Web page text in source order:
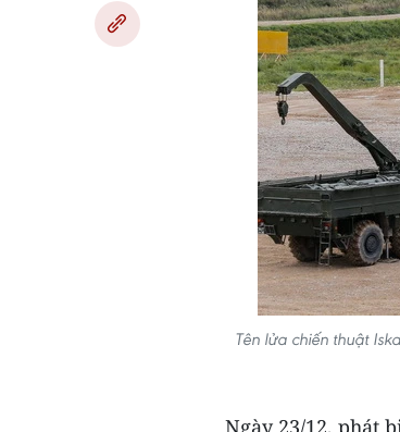
Tên lửa chiến thuật
Ngày 23/12, phát